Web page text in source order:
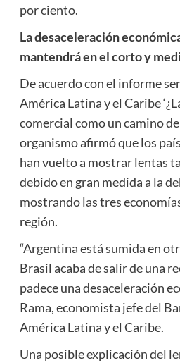
por ciento.
La desaceleración
mantendrá en el corto y
De acuerdo con el informe
América Latina y el Caribe
comercial como un camino de
organismo afirmó que los
han vuelto a mostrar lentas
debido en gran medida a la
mostrando las tres
región.
“Argentina está sumida en
Brasil acaba de salir de una
padece una desaceleración
Rama, economista jefe del
América Latina y el Caribe.
Una posible explicación del